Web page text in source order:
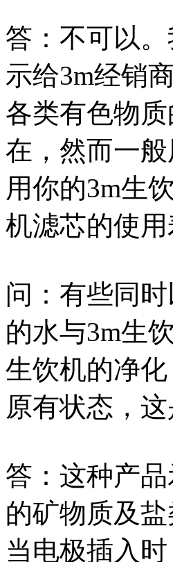
答：不可以
示给3m经销
各类有色物
在，然而一
用你的3m生
机滤芯的使
问：有些同
的水与3m生
生饮机的净
原有状态，
答：这种产
的矿物质及
当电极插入